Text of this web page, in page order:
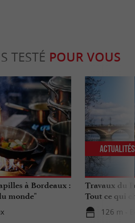
TESTÉ POUR VOUS
à Bordeaux :
monde"
Travaux du
Tout ce qui
126 m -
Actualités